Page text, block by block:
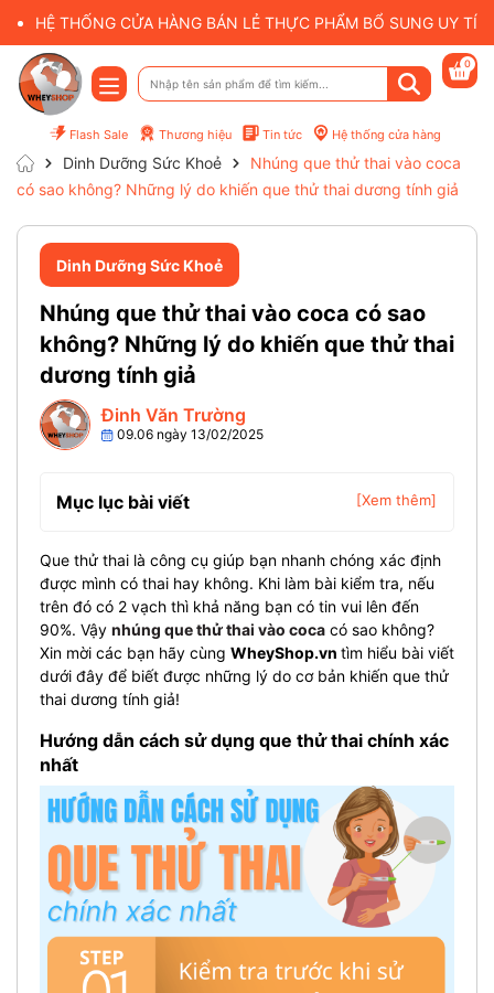
HỆ THỐNG CỬA HÀNG BÁN LẺ THỰC PHẨM BỔ SUNG UY
Flash Sale Thương hiệu Tin tức Hệ thống cửa hàng
0
Dinh Dưỡng Sức Khoẻ
Nhúng que thử thai vào coca
có sao không? Những lý do khiến que thử thai dương tính giả
Dinh Dưỡng Sức Khoẻ
Nhúng que thử thai vào coca có sao
không? Những lý do khiến que thử thai
dương tính giả
Đinh Văn Trường
09.06 ngày 13/02/2025
Mục lục bài viết [Xem thêm]
Que thử thai là công cụ giúp bạn nhanh chóng xác định
được mình có thai hay không. Khi làm bài kiểm tra, nếu
trên đó có 2 vạch thì khả năng bạn có tin vui lên đến
90%. Vậy nhúng que thử thai vào coca có sao không?
Xin mời các bạn hãy cùng WheyShop.vn tìm hiểu bài viết
dưới đây để biết được những lý do cơ bản khiến que thử
thai dương tính giả!
Hướng dẫn cách sử dụng que thử thai chính xác
nhất